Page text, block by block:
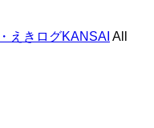
えきログKANSAI All